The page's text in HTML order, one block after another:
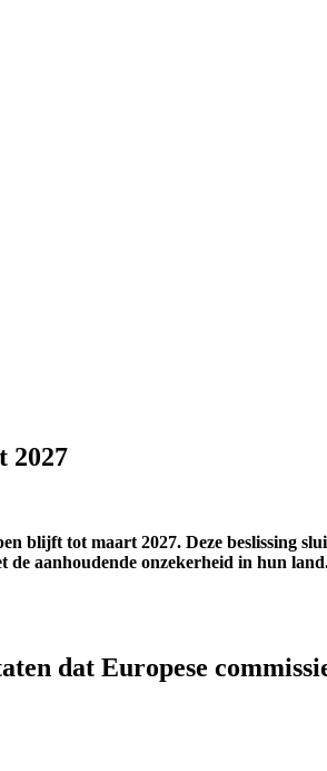
2027
blijft tot maart 2027. Deze beslissing
de aanhoudende onzekerheid in hun
dat Europese